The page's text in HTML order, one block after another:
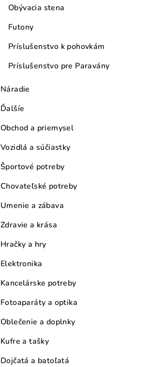
Obývacia stena
Futony
Príslušenstvo k pohovkám
Príslušenstvo pre Paravány
Náradie
Ďalšíe
Obchod a priemysel
Vozidlá a súčiastky
Športové potreby
Chovateľské potreby
Umenie a zábava
Zdravie a krása
Hračky a hry
Elektronika
Kancelárske potreby
Fotoaparáty a optika
Oblečenie a doplnky
Kufre a tašky
Dojčatá a batoľatá